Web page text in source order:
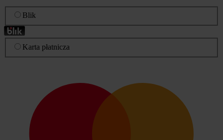
Blik
Karta płatnicza